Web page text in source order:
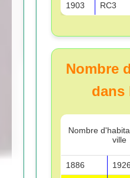
1903 RC3
Nombre
dans
Nombre
ville
1886 1926